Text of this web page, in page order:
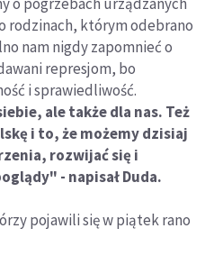
rodzinach, którym odebrano
nam nigdy zapomnieć o
represjom, bo
i sprawiedliwość.
ale także dla nas. Też
i to, że możemy dzisiaj
rozwijać się i
- napisał Duda.
pojawili się w piątek rano